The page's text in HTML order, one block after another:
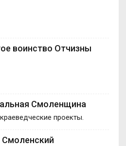
воинство Отчизны
Смоленщина
проекты.
Смоленский